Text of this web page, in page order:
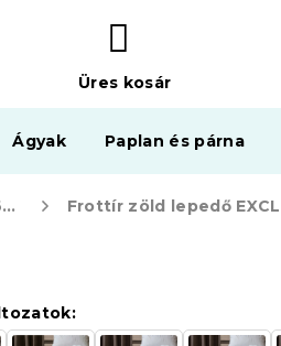
KOSÁR
Üres kosár
Ágyak Paplan és párna
Frottír lepedők EXCLUSIVE 160 x 200 cm